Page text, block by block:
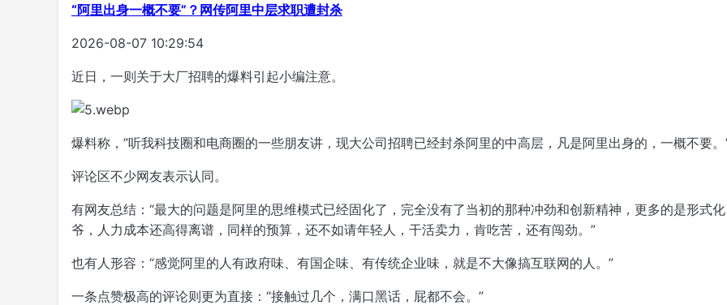
“阿里出身一概不要”？网传阿里中层求职遭封杀
2026-08-07 10:29:54
近日，一则关于大厂招聘的爆料引起小编注意。
爆料称，”听我科技圈和电商圈的一些朋友讲，现大公司招聘已经封杀阿里的中高层，凡是阿里出身的，一概不要。
评论区不少网友表示认同。
有网友总结：“最大的问题是阿里的思维模式已经固化了，完全没有了当初的那种冲劲和创新精神，更多的是形式
爷，人力成本还高得离谱，同样的预算，还不如请年轻人，干活卖力，肯吃苦，还有闯劲。”
也有人形容：“感觉阿里的人有政府味、有国企味、有传统企业味，就是不大像搞互联网的人。”
一条点赞极高的评论则更为直接：“接触过几个，满口黑话，屁都不会。”